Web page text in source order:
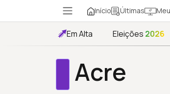
Início Últimas
Em Alta Eleições 2026
Acre